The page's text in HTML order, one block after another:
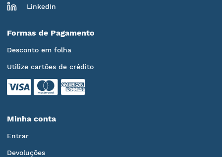
LinkedIn
Formas de Pagamento
Desconto em folha
Utilize cartões de crédito
Minha conta
Entrar
Devoluções